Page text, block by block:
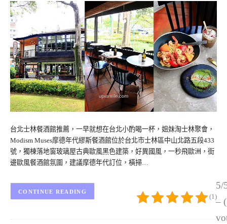
台北士林餐酒館推薦，一早就想在台北小酌喝一杯，姐妹淘士林聚會，
Modism Muses摩德年代繆斯餐酒館位於台北市士林區中山北路五段433
號，獨棟落地窗玻璃屋古典歐風黑色建築，好異國風，一秒飛歐洲，街
邊歐風餐酒館氛圍，建議摩德年代訂位，橫掃…
5/
–
(1)
CONTINUE READING